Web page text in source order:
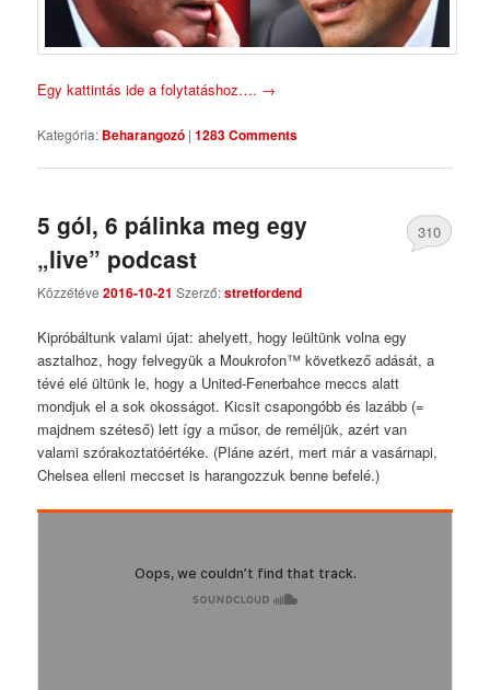
Egy kattintás ide a folytatáshoz…. →
Kategória: Beharangozó |1283 Comments
5 gól, 6 pálinka meg egy
„live” podcast
Közzétéve2016-10-21 Szerző:stretfordend
310
Kipróbáltunk valami újat: ahelyett, hogy leültünk volna egy
asztalhoz, hogy felvegyük a Moukrofon™ következő adását, a
tévé elé ültünk le, hogy a United-Fenerbahce meccs alatt
mondjuk el a sok okosságot. Kicsit csapongóbb és lazább (=
majdnem széteső) lett így a műsor, de reméljük, azért van
valami szórakoztatóértéke. (Pláne azért, mert már a vasárnapi,
Chelsea elleni meccset is harangozzuk benne befelé.)